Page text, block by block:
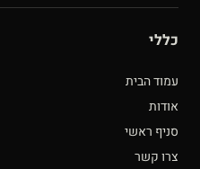
כללי
עמוד הבית
אודות
סניף ראשי
צרו קשר